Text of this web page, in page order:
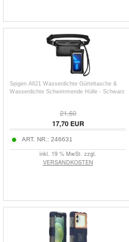
Spigen A621 Wasserdichte Gürteltasche &
Wasserdichte Schwimmende Hülle - Schwarz
21,60
17,70EUR
ART. NR.: 246631
inkl. 19 % MwSt. zzgl.
VERSANDKOSTEN